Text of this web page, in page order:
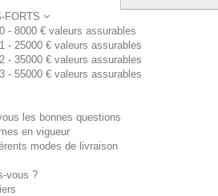
FORTS
- 8000 € valeurs assurables
- 25000 € valeurs assurables
- 35000 € valeurs assurables
- 55000 € valeurs assurables
les bonnes questions
en vigueur
modes de livraison
vous ?